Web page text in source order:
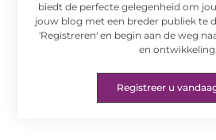
biedt de perfecte gelegenheid om
jouw blog met een breder publiek te
'Registreren' en begin aan de weg
en ontwikkeling.
Registreer u